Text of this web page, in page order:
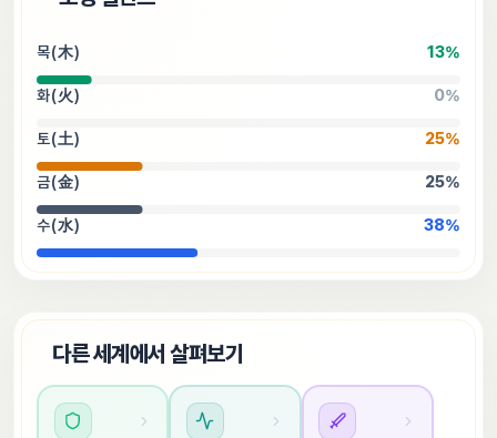
목(木) 13%
화(火) 0%
토(土) 25%
금(金) 25%
수(水) 38%
다른 세계에서 살펴보기